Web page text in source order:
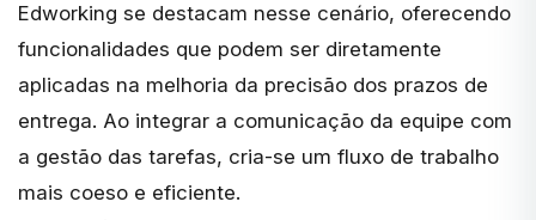
Edworking se destacam nesse cenário, oferecendo
funcionalidades que podem ser diretamente
aplicadas na melhoria da precisão dos prazos de
entrega. Ao integrar a comunicação da equipe com
a gestão das tarefas, cria-se um fluxo de trabalho
mais coeso e eficiente.